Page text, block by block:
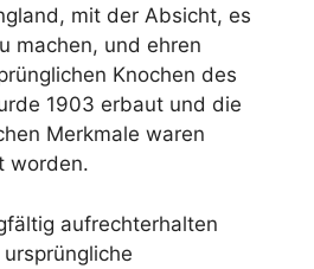
mit der Absicht, es
machen, und ehren
Knochen des
1903 erbaut und die
Merkmale waren
worden.
aufrechterhalten